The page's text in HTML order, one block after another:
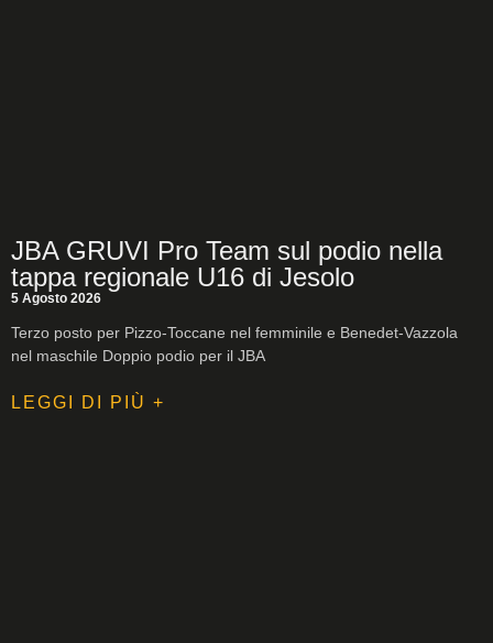
JBA GRUVI Pro Team sul podio nella
tappa regionale U16 di Jesolo
5 Agosto 2026
Terzo posto per Pizzo-Toccane nel femminile e Benedet-Vazzola
nel maschile Doppio podio per il JBA
LEGGI DI PIÙ +